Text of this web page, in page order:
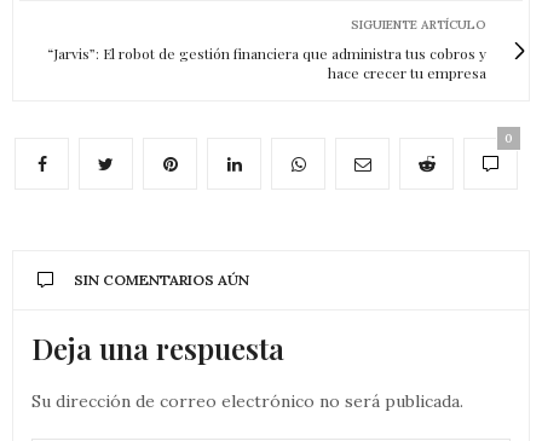
SIGUIENTE ARTÍCULO
“Jarvis”: El robot de gestión financiera que administra tus cobros y
hace crecer tu empresa
0
SIN COMENTARIOS AÚN
Deja una respuesta
Su dirección de correo electrónico no será publicada.